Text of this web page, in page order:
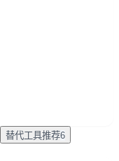
替代工具推荐6